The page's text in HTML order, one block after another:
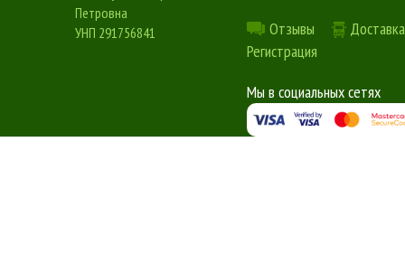
Петровна
УНП 291756841
Отзывы
Регистрация
Мы в социальных сетях